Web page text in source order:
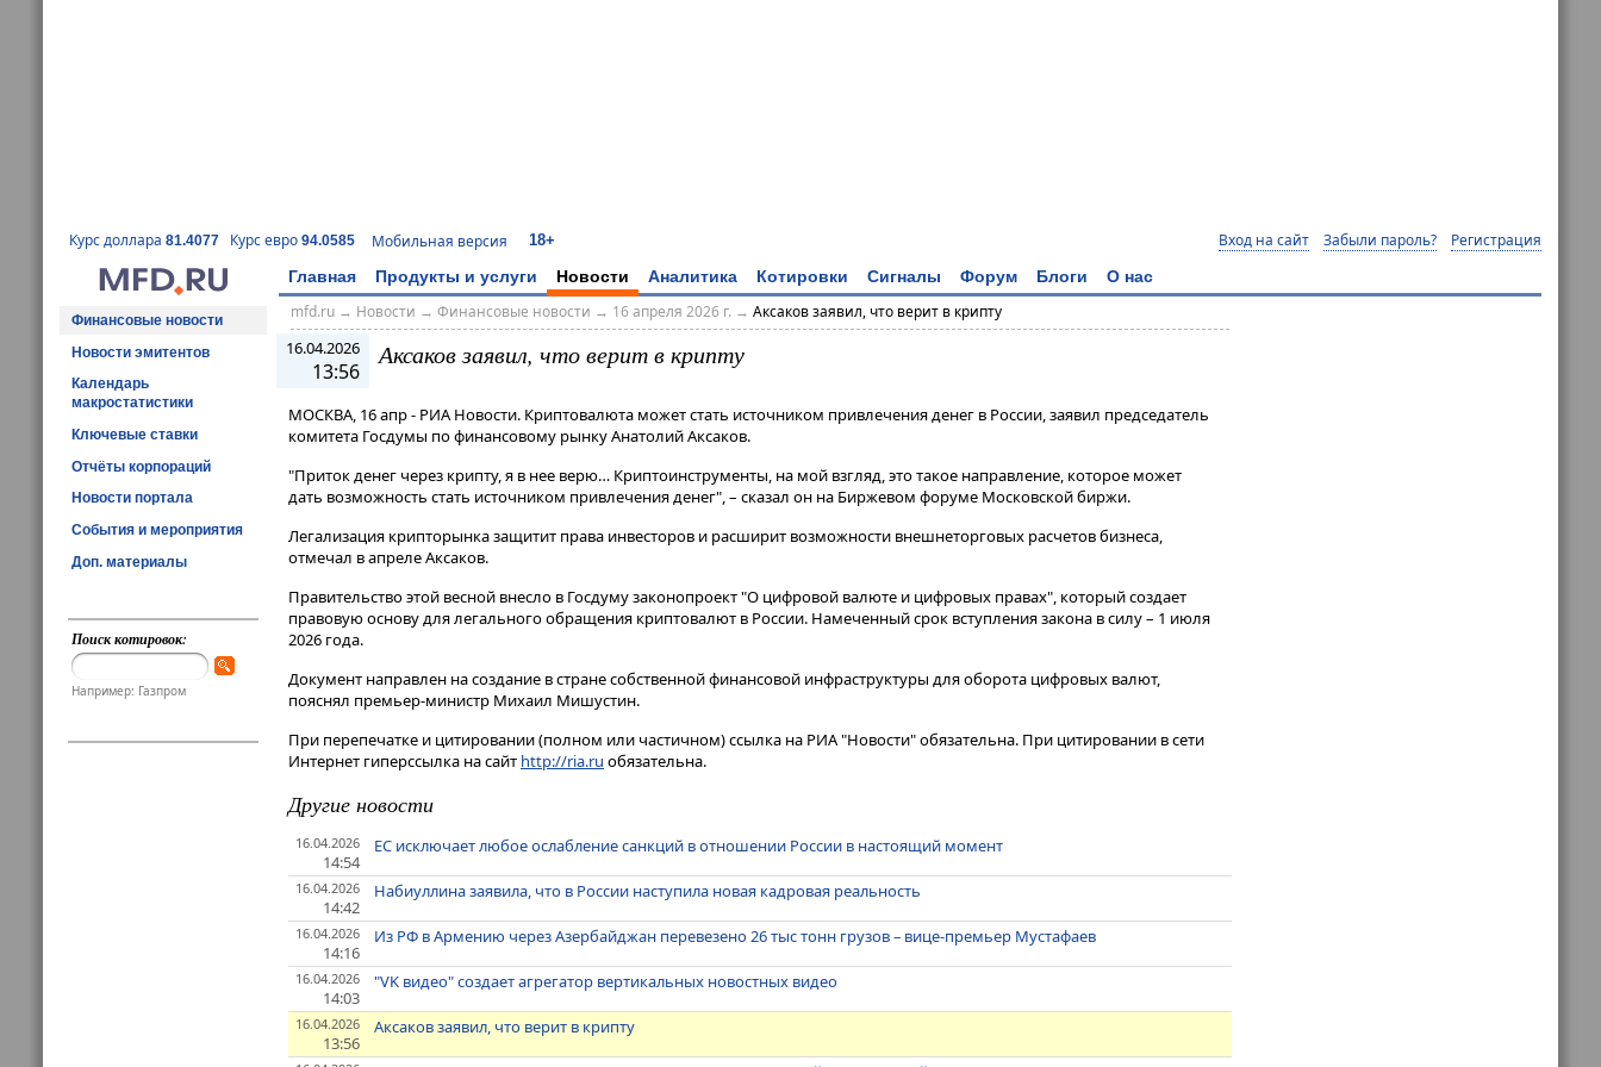
Курс доллара 81.4077 Курс евро 94.0585 Мобильная версия 18+ Вход на сайт Забыли пароль? Регистрация
Главная Продукты и услуги Новости Аналитика Котировки Сигналы Форум Блоги О нас
Финансовые новости
Новости эмитентов
Календарь
макростатистики
Ключевые ставки
Отчёты корпораций
Новости портала
События и мероприятия
Доп. материалы
Поиск котировок:
Например: Газпром
mfd.ru→ Новости → Финансовые новости → 16 апреля 2026 г. → Аксаков заявил, что верит в крипту
16.04.2026
13:56
Аксаков заявил, что верит в крипту
МОСКВА, 16 апр - РИА Новости. Криптовалюта может стать источником привлечения денег в России, заявил председатель
комитета Госдумы по финансовому рынку Анатолий Аксаков.
"Приток денег через крипту, я в нее верю… Криптоинструменты, на мой взгляд, это такое направление, которое может
дать возможность стать источником привлечения денег", – сказал он на Биржевом форуме Московской биржи​​​.
Легализация крипторынка защитит права инвесторов и расширит возможности внешнеторговых расчетов бизнеса,
отмечал в апреле Аксаков.
Правительство этой весной внесло в Госдуму законопроект "О цифровой валюте и цифровых правах", который создает
правовую основу для легального обращения криптовалют в России. Намеченный срок вступления закона в силу – 1 июля
2026 года.
Документ направлен на создание в стране собственной финансовой инфраструктуры для оборота цифровых валют,
пояснял премьер-министр Михаил Мишустин.
При перепечатке и цитировании (полном или частичном) ссылка на РИА "Новости" обязательна. При цитировании в сети
Интернет гиперссылка на сайт http://ria.ru обязательна.
Другие новости
16.04.2026
14:54
ЕС исключает любое ослабление санкций в отношении России в настоящий момент
16.04.2026
14:42
Набиуллина заявила, что в России наступила новая кадровая реальность
16.04.2026
14:16
Из РФ в Армению через Азербайджан перевезено 26 тыс тонн грузов – вице-премьер Мустафаев
16.04.2026
14:03
"VK видео" создает агрегатор вертикальных новостных видео
16.04.2026
13:56
Аксаков заявил, что верит в крипту